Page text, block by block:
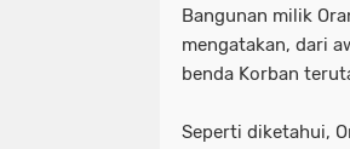
Bangunan milik
mengatakan, dari
benda Korban
Seperti diketahui,